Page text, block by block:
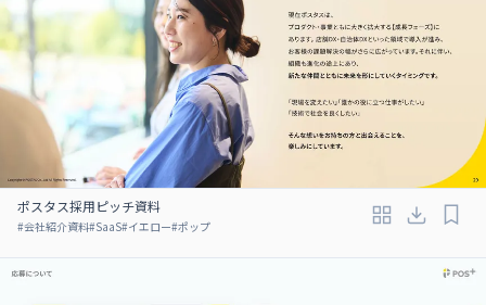
ポスタス採用ピッチ資料
#会社紹介資料#SaaS#イエロー#ポップ